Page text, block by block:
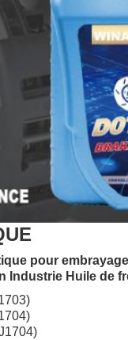
pour
Industrie Huile de